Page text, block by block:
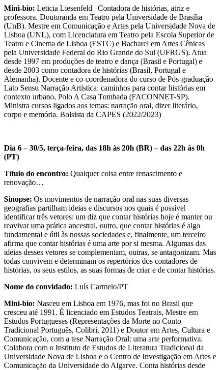
Mini-bio: Leticia Liesenfeld | Contadora de histórias, atriz e
professora. Doutoranda em Teatro pela Universidade de Brasília
(UnB). Mestre em Comunicação e Artes pela Universidade Nova de
Lisboa (UNL), com Licenciatura em Teatro pela Escola Superior de
Teatro e Cinema de Lisboa (ESTC) e Bacharel em Artes Cênicas
pela Universidade Federal do Rio Grande do Sul (UFRGS). Atua
desde 1997 em produções de teatro e dança (Brasil e Portugal) e
desde 2003 como contadora de histórias (Brasil, Portugal e
Alemanha). Docente e co-coordenadora do curso de Pós-graduação
Lato Sensu Narração Artística: caminhos para contar histórias em
contexto urbano, Polo A Casa Tombada (FACONNET-SP).
Ministra cursos ligados aos temas: narração oral, dizer literário,
corpo e memória. Bolsista da CAPES (2022/2023)
Dia 6 – 30/5, terça-feira, das 18h às 20h (BR) – das 22h às 0h
(PT)
Título do encontro: Qualquer coisa entre renascimento e
renovação…
Sinopse: Os movimentos de narração oral nas suas diversas
geografias partilham ideias e discursos nos quais é possível
identificar três vetores: um diz que contar histórias hoje é manter ou
reavivar uma prática ancestral, outro, que contar histórias é algo
fundamental e útil às nossas sociedades e, finalmente, um terceiro
afirma que contar histórias é uma arte por si mesma. Algumas das
ideias desses vetores se complementam, outras, se antagonizam. Mas
todas convivem e determinam os repertórios dos contadores de
histórias, os seus estilos, as suas formas de criar e de contar histórias.
Nome do convidado: Luís Carmelo/PT
Mini-bio: Nasceu em Lisboa em 1976, mas foi no Brasil que
cresceu até 1991. É licenciado em Estudos Teatrais, Mestre em
Estudos Portugueses (Representações da Morte no Conto
Tradicional Português, Colibri, 2011) e Doutor em Artes, Cultura e
Comunicação, com a tese Narração Oral: uma arte performativa.
Colabora com o Instituto de Estudos de Literatura Tradicional da
Universidade Nova de Lisboa e o Centro de Investigação em Artes e
Comunicação da Universidade do Algarve. Conta histórias desde